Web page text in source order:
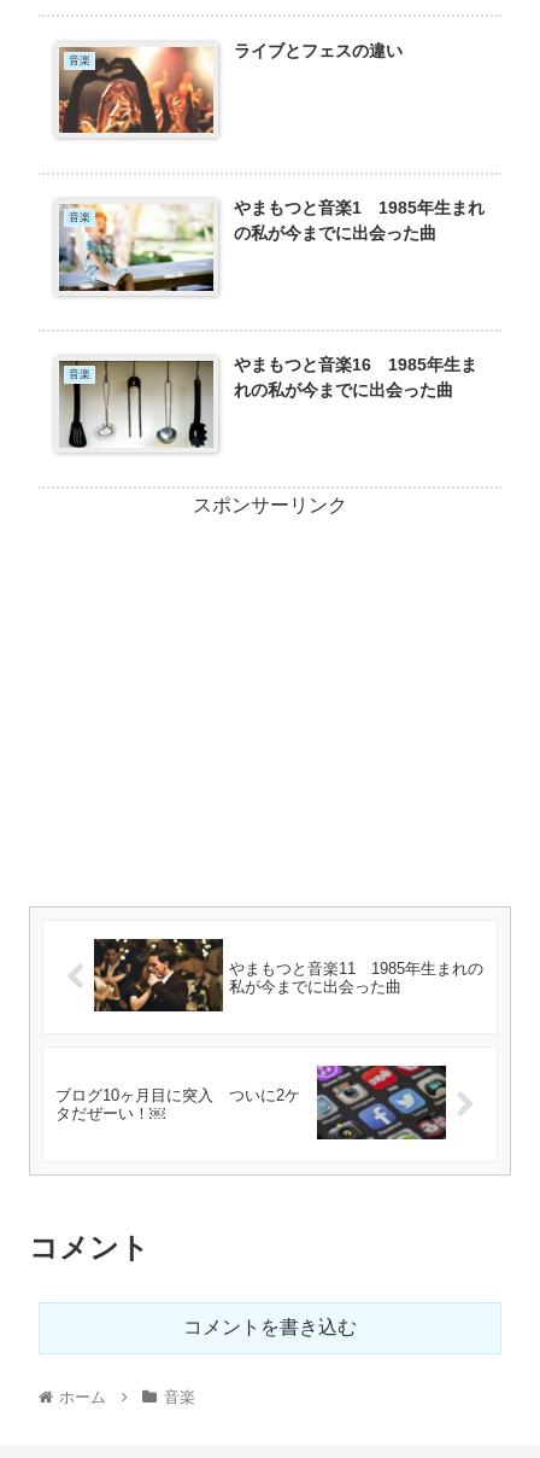
音楽 ライブとフェスの違い
音楽
やまもつと音楽1 1985年生まれ
の私が今までに出会った曲
音楽
やまもつと音楽16 1985年生ま
れの私が今までに出会った曲
スポンサーリンク
やまもつと音楽11 1985年生まれの
私が今までに出会った曲
ブログ10ヶ月目に突入 ついに2ケ
タだぜーい！￼
コメント
コメントを書き込む
ホーム 音楽